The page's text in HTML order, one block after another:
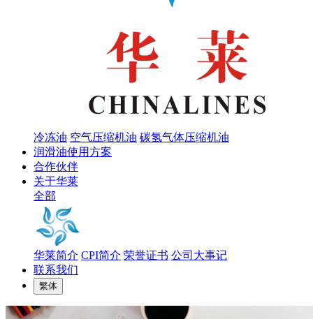
冷冻油 空气压缩机油 碳氢气体压缩机油
润滑油使用方案
合作伙伴
关于华莱
全部
华莱简介 CPI简介 荣誉证书 公司大事记
联系我们
繁体